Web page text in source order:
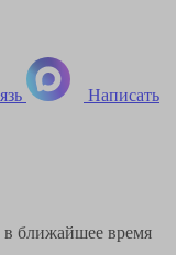
Написать
ближайшее время